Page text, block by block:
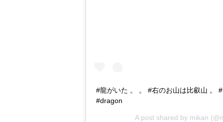
#龍がいた 。 。 #右のお山は比叡山 。
#dragon
A post shared by mikan